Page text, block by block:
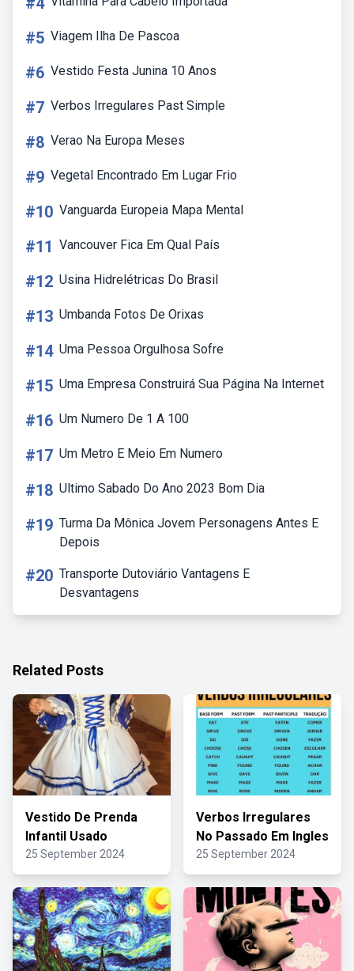
#5 Viagem Ilha De Pascoa
#6 Vestido Festa Junina 10 Anos
#7 Verbos Irregulares Past Simple
#8 Verao Na Europa Meses
#9 Vegetal Encontrado Em Lugar Frio
#10 Vanguarda Europeia Mapa Mental
#11 Vancouver Fica Em Qual País
#12 Usina Hidrelétricas Do Brasil
#13 Umbanda Fotos De Orixas
#14 Uma Pessoa Orgulhosa Sofre
#15 Uma Empresa Construirá Sua Página Na Internet
#16 Um Numero De 1 A 100
#17 Um Metro E Meio Em Numero
#18 Ultimo Sabado Do Ano 2023 Bom Dia
#19 Turma Da Mônica Jovem Personagens Antes E
Depois
#20 Transporte Dutoviário Vantagens E
Desvantagens
Related Posts
Vestido De Prenda
Infantil Usado
25 September 2024
Verbos Irregulares
No Passado Em Ingles
25 September 2024